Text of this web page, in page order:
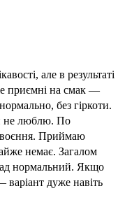
але в результаті
приємні на смак —
без гіркоти.
не люблю. По
Приймаю
немає. Загалом
нормальний. Якщо
дуже навіть